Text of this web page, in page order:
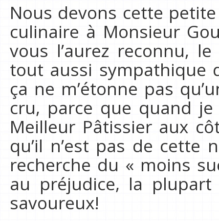
Nous devons cette
culinaire à Monsieur
vous l’aurez reconnu,
tout aussi sympathique
ça ne m’étonne pas
cru, parce que quand
Meilleur Pâtissier aux
qu’il n’est pas de cette
recherche du « moins
au préjudice, la
savoureux!